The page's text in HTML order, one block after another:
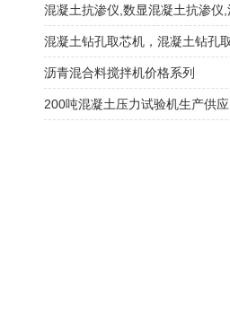
沥青混合料搅拌机价格系列
200吨混凝土压力试验机生产供应